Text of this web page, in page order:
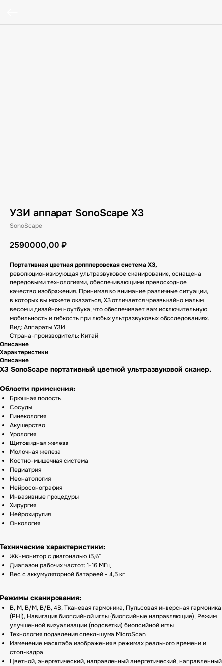
УЗИ аппарат SonoScape X3
SonoScape
2590000,00 ₽
Портативная цветная допплеровская система X3,
революционизирующая ультразвуковое сканирование, оснащена
передовыми технологиями, обеспечивающими превосходное
качество изображения. Принимая во внимание различные ситуации,
в которых вы можете оказаться, X3 отличается чрезвычайно малым
весом и дизайном ноутбука, что обеспечивает вам исключительную
мобильность и гибкость при любых ультразвуковых обсследованиях.
Вид: Аппараты УЗИ
Страна-производитель: Китай
Описание
Характеристики
Описание
X3 SonoScape портативный цветной ультразвуковой сканер.
Области применения:
Брюшная полость
Сосуды
Гинекология
Акушерство
Урология
Щитовидная железа
Молочная железа
Костно-мышечная система
Педиатрия
Неонатология
Нейросонография
Инвазивные процедуры
Хирургия
Нейрохиругия
Онкология
Технические характеристики:
ЖК-монитор с диагональю 15,6”
Диапазон рабочих частот: 1-16 МГц
Вес с аккумуляторной батареей - 4,5 кг
Режимы сканирования:
В, М, В/М, В/В, 4В, Тканевая гармоника, Пульсовая инверсная гармоника
(PHI), Навигация биопсийной иглы (биопсийные направляющие), Режим
улучшенной визуализации (подсветки) биопсийной иглы
Технология подавления спекл-шума MicroScan
Изменение масштаба изображения в режимах реального времени и
стоп-кадра
Цветной, энергетический, направленный энергетический, направленный